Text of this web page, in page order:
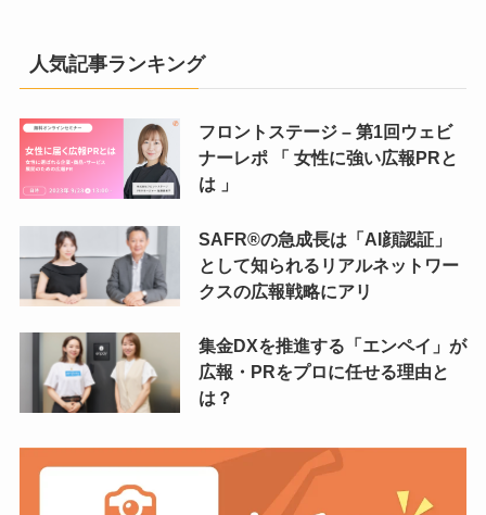
人気記事ランキング
フロントステージ – 第1回ウェビ
ナーレポ 「 女性に強い広報PRと
は 」
SAFR®️の急成長は「AI顔認証」
として知られるリアルネットワー
クスの広報戦略にアリ
集金DXを推進する「エンペイ」が
広報・PRをプロに任せる理由と
は？